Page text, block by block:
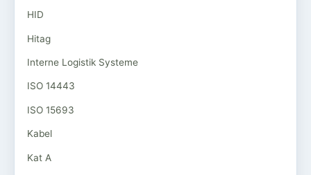
HID
Hitag
Interne Logistik Systeme
ISO 14443
ISO 15693
Kabel
Kat A